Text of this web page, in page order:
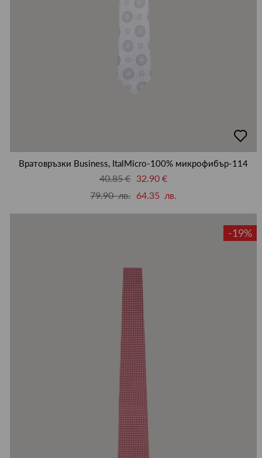
в
Вратовръзки Business, ItalMicro-100% микрофибър-114
40.85 € 32.90 €
79.90 лв. 64.35 лв.
-19%